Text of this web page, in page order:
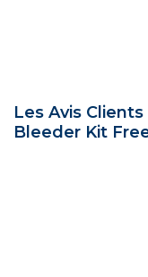
Les Avis
Bleeder Kit